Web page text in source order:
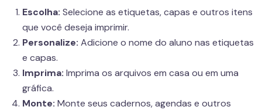
Escolha: Selecione as etiquetas, capas e outros itens
que você deseja imprimir.
Personalize: Adicione o nome do aluno nas etiquetas
e capas.
Imprima: Imprima os arquivos em casa ou em uma
gráfica.
Monte: Monte seus cadernos, agendas e outros